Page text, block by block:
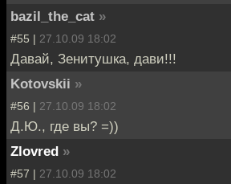
bazil_the_cat »
#55 | 27.10.09 18:02
Давай, Зенитушка, дави!!!
Kotovskii »
#56 | 27.10.09 18:02
Д.Ю., где вы? =))
Zlovred »
#57 | 27.10.09 18:02